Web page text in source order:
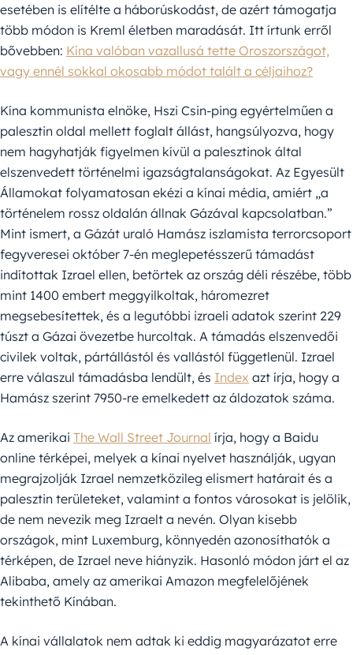
esetében is elítélte a háborúskodást, de azért támogatja
több módon is Kreml életben maradását. Itt írtunk erről
bővebben: Kína valóban vazallusá tette Oroszországot,
vagy ennél sokkal okosabb módot talált a céljaihoz?
Kína kommunista elnöke, Hszi Csin-ping egyértelműen a
palesztin oldal mellett foglalt állást, hangsúlyozva, hogy
nem hagyhatják figyelmen kívül a palesztinok által
elszenvedett történelmi igazságtalanságokat. Az Egyesült
Államokat folyamatosan ekézi a kínai média, amiért „a
történelem rossz oldalán állnak Gázával kapcsolatban.”
Mint ismert, a Gázát uraló Hamász iszlamista terrorcsoport
fegyveresei október 7-én meglepetésszerű támadást
indítottak Izrael ellen, betörtek az ország déli részébe, több
mint 1400 embert meggyilkoltak, háromezret
megsebesítettek, és a legutóbbi izraeli adatok szerint 229
túszt a Gázai övezetbe hurcoltak. A támadás elszenvedői
civilek voltak, pártállástól és vallástól függetlenül. Izrael
erre válaszul támadásba lendült, és Index azt írja, hogy a
Hamász szerint 7950-re emelkedett az áldozatok száma.
Az amerikai The Wall Street Journal írja, hogy a Baidu
online térképei, melyek a kínai nyelvet használják, ugyan
megrajzolják Izrael nemzetközileg elismert határait és a
palesztin területeket, valamint a fontos városokat is jelölik,
de nem nevezik meg Izraelt a nevén. Olyan kisebb
országok, mint Luxemburg, könnyedén azonosíthatók a
térképen, de Izrael neve hiányzik. Hasonló módon járt el az
Alibaba, amely az amerikai Amazon megfelelőjének
tekinthető Kínában.
A kínai vállalatok nem adtak ki eddig magyarázatot erre